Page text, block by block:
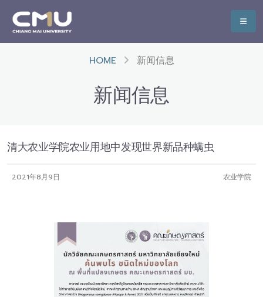
HOME 新闻信息
新闻信息
清大农业学院农业用地中发现世界新品种螨虫
2021年8月9日 农业学院